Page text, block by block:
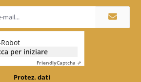
per iniziare
FriendlyCaptcha ⇗
Protez. dati